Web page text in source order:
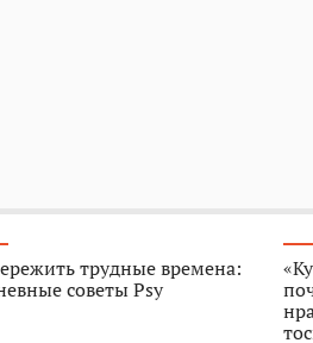
трудные времена:
советы Psy